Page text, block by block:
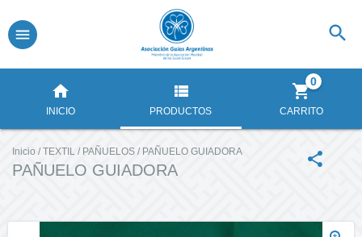
INICIO PRODUCTOS CARRITO
0
Inicio / TEXTIL / PAÑUELOS / PAÑUELO GUIADORA
PAÑUELO GUIADORA